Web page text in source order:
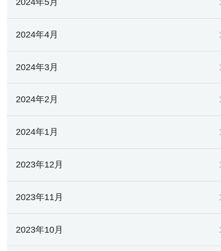
2024年4月
2024年3月
2024年2月
2024年1月
2023年12月
2023年11月
2023年10月